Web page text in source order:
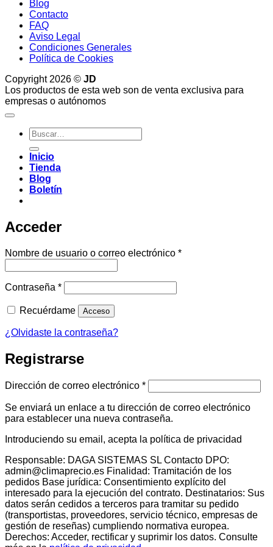
Blog
Contacto
FAQ
Aviso Legal
Condiciones Generales
Política de Cookies
Copyright 2026 © JD
Los productos de esta web son de venta exclusiva para
empresas o autónomos
Buscar
por:
Inicio
Tienda
Blog
Boletín
Acceder
Nombre de usuario o correo electrónico *Obligatorio
Contraseña *Obligatorio
Recuérdame Acceso
¿Olvidaste la contraseña?
Registrarse
Dirección de correo electrónico *Obligatorio
Se enviará un enlace a tu dirección de correo electrónico
para establecer una nueva contraseña.
Introduciendo su email, acepta la política de privacidad
Responsable: DAGA SISTEMAS SL Contacto DPO:
admin@climaprecio.es Finalidad: Tramitación de los
pedidos Base jurídica: Consentimiento explícito del
interesado para la ejecución del contrato. Destinatarios: Sus
datos serán cedidos a terceros para tramitar su pedido
(transportistas, proveedores, servicio técnico, empresas de
gestión de reseñas) cumpliendo normativa europea.
Derechos: Acceder, rectificar y suprimir los datos. Consulte